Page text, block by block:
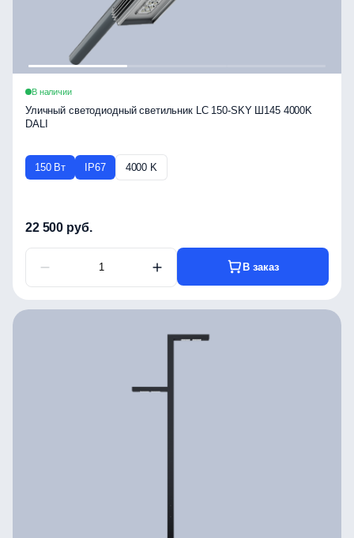
В наличии
Уличный светодиодный светильник LC 150-SKY Ш145 4000K
DALI
150 Вт IP67 4000 K
22 500 руб.
В заказ